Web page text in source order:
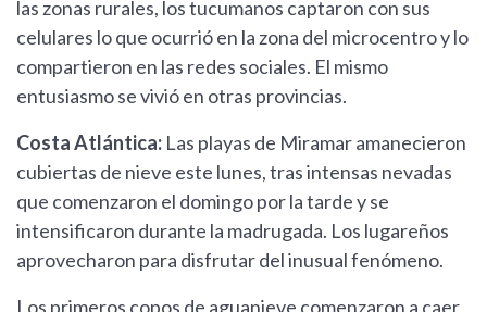
las zonas rurales, los tucumanos captaron con sus
celulares lo que ocurrió en la zona del microcentro y lo
compartieron en las redes sociales. El mismo
entusiasmo se vivió en otras provincias.
Costa Atlántica: Las playas de Miramar amanecieron
cubiertas de nieve este lunes, tras intensas nevadas
que comenzaron el domingo por la tarde y se
intensificaron durante la madrugada. Los lugareños
aprovecharon para disfrutar del inusual fenómeno.
Los primeros copos de aguanieve comenzaron a caer